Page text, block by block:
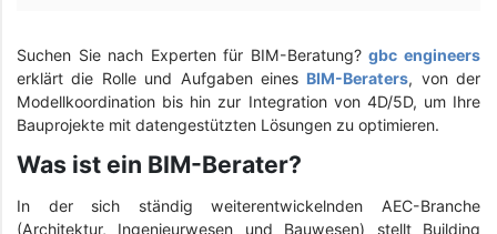
Suchen Sie nach Experten für BIM-Beratung?gbc engineers
erklärt die Rolle und Aufgaben eines BIM-Beraters, von der
Modellkoordination bis hin zur Integration von 4D/5D, um Ihre
Bauprojekte mit datengestützten Lösungen zu optimieren.
Was ist ein BIM-Berater?
In der sich ständig weiterentwickelnden AEC-Branche
(Architektur, Ingenieurwesen und Bauwesen) stellt Building